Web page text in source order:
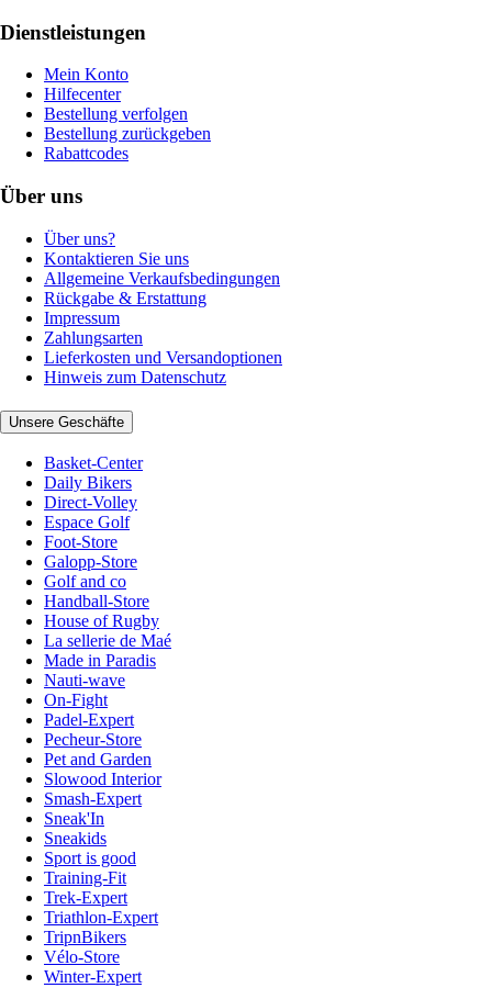
Dienstleistungen
Mein Konto
Hilfecenter
Bestellung verfolgen
Bestellung zurückgeben
Rabattcodes
Über uns
Über uns?
Kontaktieren Sie uns
Allgemeine Verkaufsbedingungen
Rückgabe & Erstattung
Impressum
Zahlungsarten
Lieferkosten und Versandoptionen
Hinweis zum Datenschutz
Unsere Geschäfte
Basket-Center
Daily Bikers
Direct-Volley
Espace Golf
Foot-Store
Galopp-Store
Golf and co
Handball-Store
House of Rugby
La sellerie de Maé
Made in Paradis
Nauti-wave
On-Fight
Padel-Expert
Pecheur-Store
Pet and Garden
Slowood Interior
Smash-Expert
Sneak'In
Sneakids
Sport is good
Training-Fit
Trek-Expert
Triathlon-Expert
TripnBikers
Vélo-Store
Winter-Expert